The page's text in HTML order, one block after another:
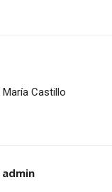
Castillo
admin